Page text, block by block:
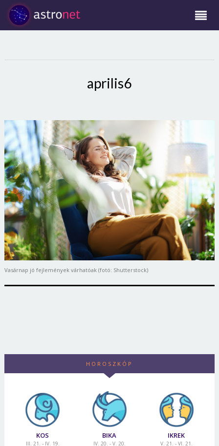
aprilis6
Vasárnap jó fejlemények várhatóak (fotó: Shutterstock)
HOROSZKÓP
KOS
III. 21. - IV. 19.
BIKA
IV. 20. - V. 20.
IKREK
V. 21. - VI. 21.